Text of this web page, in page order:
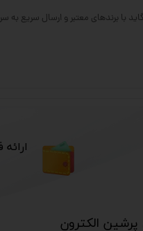
الکترون​​​​​​​